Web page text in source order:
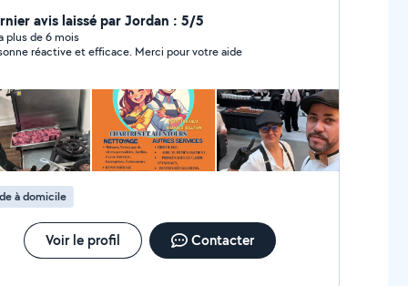
mieux vous servir. N'hésitez pas à me joindre merci..
avis laissé par Jordan : 5/5
plus de 6 mois
réactive et efficace. Merci pour votre aide
à domicile
Voir le profil Contacter